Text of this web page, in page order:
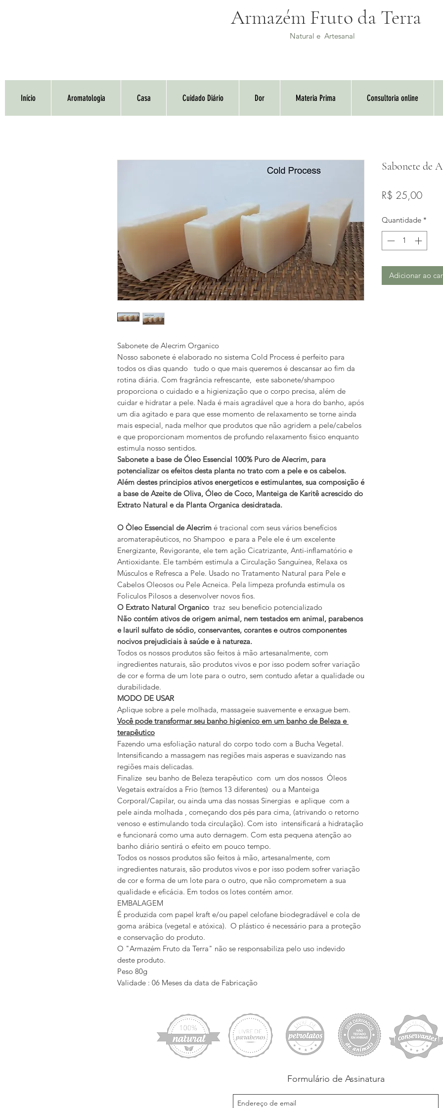
Armazém Fruto da Terra
Natural e Artesanal
Início Aromatologia Casa Cuidado Diário Dor Materia Prima Consultoria online
Sabonete de Alecrim Organico
Nosso sabonete é elaborado no sistema Cold Process é perfeito para
todos os dias quando tudo o que mais queremos é descansar ao fim da
rotina diária. Com fragrância refrescante, este sabonete/shampoo
proporciona o cuidado e a higienização que o corpo precisa, além de
cuidar e hidratar a pele. Nada é mais agradável que a hora do banho, após
um dia agitado e para que esse momento de relaxamento se torne ainda
mais especial, nada melhor que produtos que não agridem a pele/cabelos
e que proporcionam momentos de profundo relaxamento fisico enquanto
estimula nosso sentidos.
Sabonete a base de Óleo Essencial 100% Puro de Alecrim, para
potencializar os efeitos desta planta no trato com a pele e os cabelos.
Além destes principios ativos energeticos e estimulantes, sua composição é
a base de Azeite de Oliva, Óleo de Coco, Manteiga de Karitê acrescido do
Extrato Natural e da Planta Organica desidratada.
O Òleo Essencial de Alecrim é tracional com seus vários benefícios
aromaterapêuticos, no Shampoo e para a Pele ele é um excelente
Energizante, Revigorante, ele tem ação Cicatrizante, Anti-inflamatório e
Antioxidante. Ele também estimula a Circulação Sanguínea, Relaxa os
Músculos e Refresca a Pele. Usado no Tratamento Natural para Pele e
Cabelos Oleosos ou Pele Acneica. Pela limpeza profunda estimula os
Foliculos Pilosos a desenvolver novos fios.
O Extrato Natural Organico traz seu beneficio potencializado
Não contém ativos de origem animal, nem testados em animal, parabenos
e lauril sulfato de sódio, conservantes, corantes e outros componentes
nocivos prejudiciais à saúde e à natureza.
Todos os nossos produtos são feitos à mão artesanalmente, com
ingredientes naturais, são produtos vivos e por isso podem sofrer variação
de cor e forma de um lote para o outro, sem contudo afetar a qualidade ou
durabilidade.
MODO DE USAR
Aplique sobre a pele molhada, massageie suavemente e enxague bem.
Você pode transformar seu banho higienico em um banho de Beleza e
terapêutico
Fazendo uma esfoliação natural do corpo todo com a Bucha Vegetal.
Intensificando a massagem nas regiões mais asperas e suavizando nas
regiões mais delicadas.
Finalize seu banho de Beleza terapêutico com um dos nossos Óleos
Vegetais extraídos a Frio (temos 13 diferentes) ou a Manteiga
Corporal/Capilar, ou ainda uma das nossas Sinergias e aplique com a
pele ainda molhada , começando dos pés para cima, (atrivando o retorno
venoso e estimulando toda circulação). Com isto intensificará a hidratação
e funcionará como uma auto dernagem. Com esta pequena atenção ao
banho diário sentirá o efeito em pouco tempo.
Todos os nossos produtos são feitos à mão, artesanalmente, com
ingredientes naturais, são produtos vivos e por isso podem sofrer variação
de cor e forma de um lote para o outro, que não comprometem a sua
qualidade e eficácia. Em todos os lotes contém amor.
EMBALAGEM
É produzida com papel kraft e/ou papel celofane biodegradável e cola de
goma arábica (vegetal e atóxica). O plástico é necessário para a proteção
e conservação do produto.
O "Armazém Fruto da Terra" não se responsabiliza pelo uso indevido
deste produto.
Peso 80g
Validade : 06 Meses da data de Fabricação
Sabonete de
R$ 25,00Preço
Quantidade *
Adicionar ao
Formulário de Assinatura